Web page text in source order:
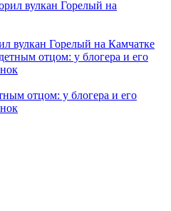
вулкан Горелый на Камчатке
отцом: у блогера и его